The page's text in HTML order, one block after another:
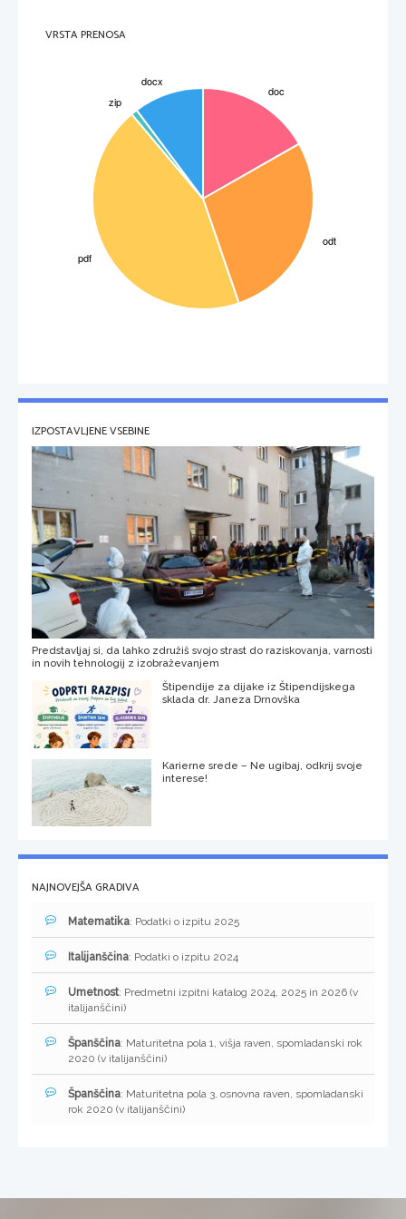
rezultanta vseh sil na telo enaka 0.
VRSTA PRENOSA
IZPOSTAVLJENE VSEBINE
Predstavljaj si, da lahko združiš svojo strast do raziskovanja, varnosti
in novih tehnologij z izobraževanjem
Štipendije za dijake iz Štipendijskega
sklada dr. Janeza Drnovška
Karierne srede – Ne ugibaj, odkrij svoje
interese!
NAJNOVEJŠA GRADIVA
Matematika: Podatki o izpitu 2025
Italijanščina: Podatki o izpitu 2024
Umetnost: Predmetni izpitni katalog 2024, 2025 in 2026 (v
italijanščini)
Španščina: Maturitetna pola 1, višja raven, spomladanski rok
2020 (v italijanščini)
Španščina: Maturitetna pola 3, osnovna raven, spomladanski
rok 2020 (v italijanščini)